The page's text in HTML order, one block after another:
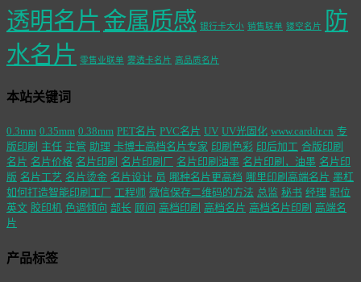
透明名片 金属质感 银行卡大小 销售联单 镂空名片
防
水名片 零售业联单 雾透卡名片 高品质名片
本站关键词
0.3mm 0.35mm 0.38mm PET名片 PVC名片 UV UV光固化 www.carddr.cn 专
版印刷 主任 主管 助理 卡博士高档名片专家 印刷色彩 印后加工 合版印刷
名片 名片价格 名片印刷 名片印刷厂 名片印刷油墨 名片印刷，油墨 名片印
版 名片工艺 名片烫金 名片设计 员 哪种名片更高档 哪里印刷高端名片 墨杠
如何打造智能印刷工厂 工程师 微信保存二维码的方法 总监 秘书 经理 职位
英文 胶印机 色调倾向 部长 顾问 高档印刷 高档名片 高档名片印刷 高端名
片
产品标签